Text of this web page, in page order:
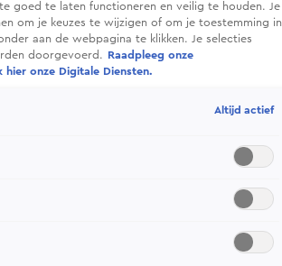
goed te laten functioneren en veilig te houden. Je
om je keuzes te wijzigen of om je toestemming in
aan de webpagina te klikken. Je selecties
doorgevoerd.
Raadpleeg onze
hier onze Digitale Diensten.
Altijd actief